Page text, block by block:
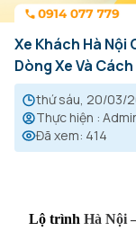
Xe Khách Hà Nội
Dòng Xe Và
thứ sáu, 20/03/
Thực hiện :
Đã xem: 414
Lộ trình Hà Nội